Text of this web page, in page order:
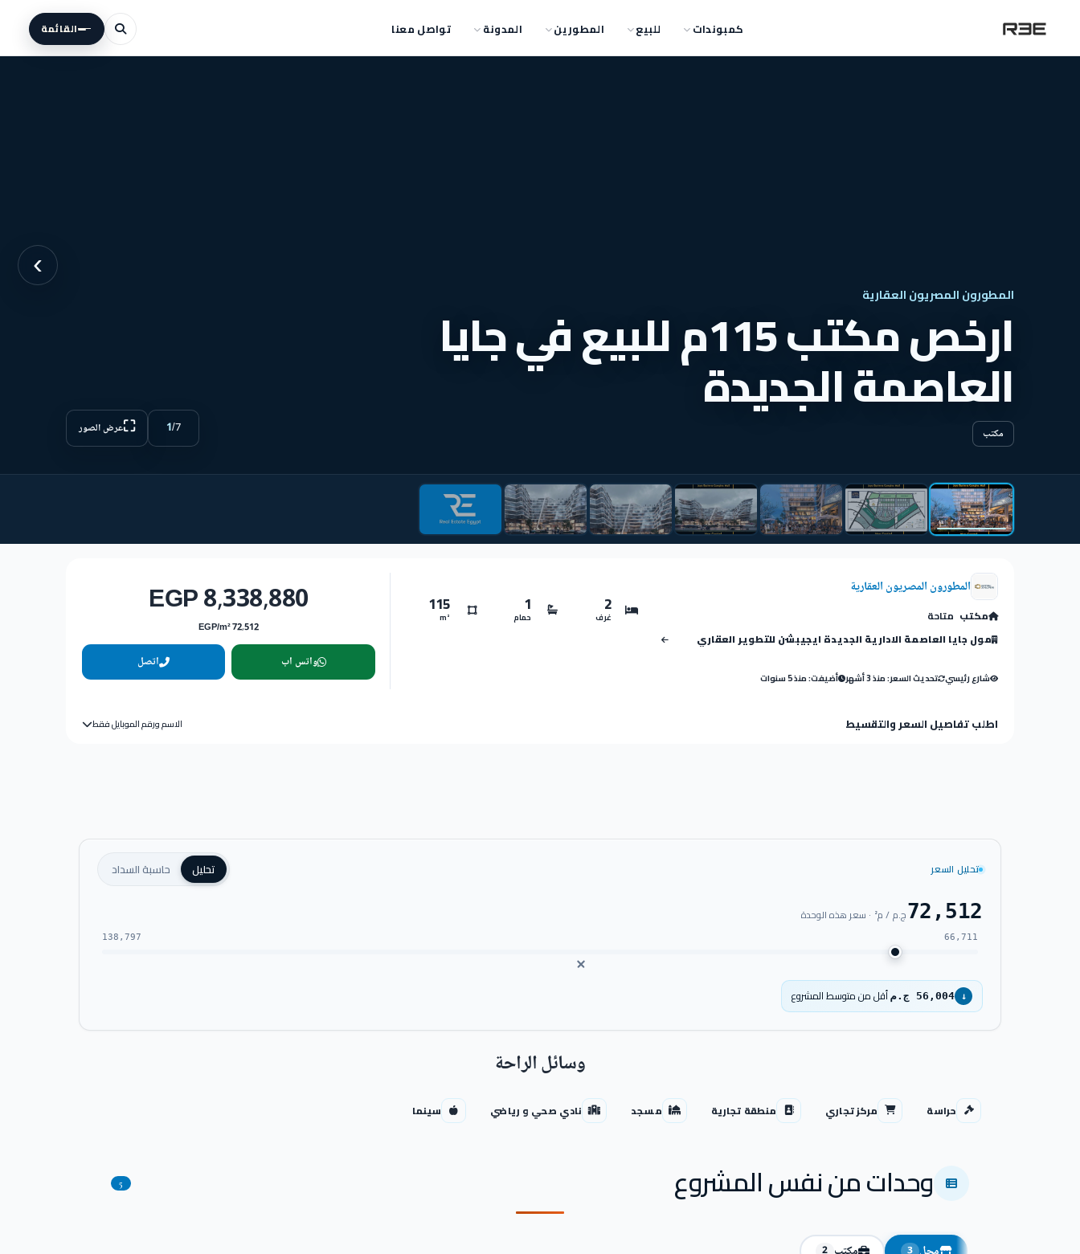
كمبوندات للبيع المطورين المدونة تواصل معنا القائمة
›
المطورون المصريون العقارية ارخص مكتب 115م للبيع في جايا
العاصمة الجديدة
مكتب 1/7
⛶عرض الصور
المطورون المصريون العقارية
مكتب متاحة
مول جايا العاصمة الادارية الجديدة ايجيبشن للتطوير العقاري
2
غرف
1
حمام
115
m²
شارع رئيسي تحديث السعر: منذ 3 أشهر أضيفت: منذ 5 سنوات
8,338,880 EGP
72,512 EGP/m²
واتس اب اتصل
اطلب تفاصيل السعر والتقسيط الاسم ورقم الموبايل فقط
تحليل السعر تحليل حاسبة السداد
72,512ج.م / م² · سعر هذه الوحدة
66,711
138,797
↓ 56,004 ج.م أقل من متوسط المشروع
وسائل الراحة
حراسة مركز تجاري منطقة تجارية مسجد نادي صحي و رياضي سينما
وحدات من نفس المشروع 5